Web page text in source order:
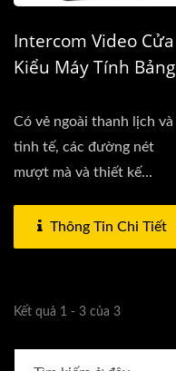
Intercom Video Cửa
Kiểu Máy Tính Bảng
Có vẻ ngoài thanh lịch và
tinh tế, các đường nét
mượt mà và thiết kế...
Thông Tin Chi Tiết
Kết quả 1 - 3 của 3